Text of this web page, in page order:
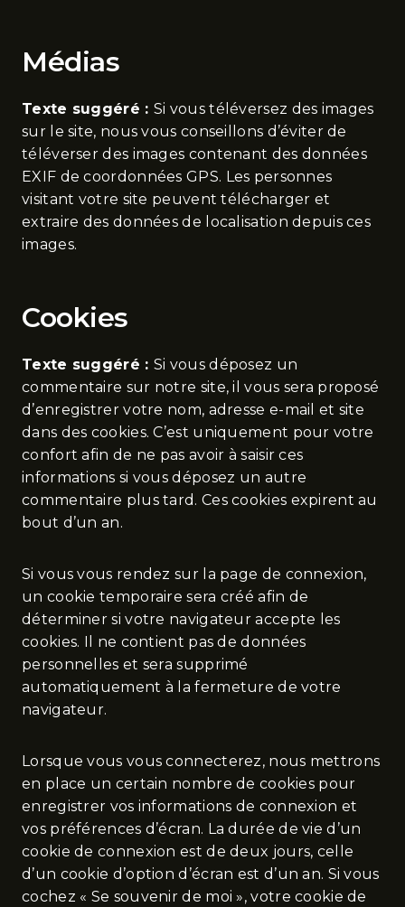
Médias
Texte suggéré : Si vous téléversez des images
sur le site, nous vous conseillons d’éviter de
téléverser des images contenant des données
EXIF de coordonnées GPS. Les personnes
visitant votre site peuvent télécharger et
extraire des données de localisation depuis ces
images.
Cookies
Texte suggéré : Si vous déposez un
commentaire sur notre site, il vous sera proposé
d’enregistrer votre nom, adresse e-mail et site
dans des cookies. C’est uniquement pour votre
confort afin de ne pas avoir à saisir ces
informations si vous déposez un autre
commentaire plus tard. Ces cookies expirent au
bout d’un an.
Si vous vous rendez sur la page de connexion,
un cookie temporaire sera créé afin de
déterminer si votre navigateur accepte les
cookies. Il ne contient pas de données
personnelles et sera supprimé
automatiquement à la fermeture de votre
navigateur.
Lorsque vous vous connecterez, nous mettrons
en place un certain nombre de cookies pour
enregistrer vos informations de connexion et
vos préférences d’écran. La durée de vie d’un
cookie de connexion est de deux jours, celle
d’un cookie d’option d’écran est d’un an. Si vous
cochez « Se souvenir de moi », votre cookie de